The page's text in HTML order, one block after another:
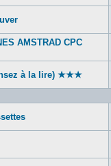
AMSTRAD CPC
à la lire) ★★★